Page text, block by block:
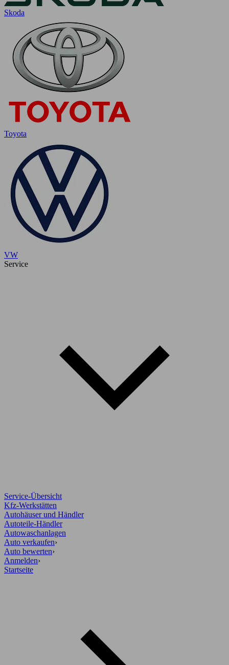
Skoda
Toyota
VW
Service
Service-Übersicht
Kfz-Werkstätten
Autohäuser und Händler
Autoteile-Händler
Autowaschanlagen
Auto verkaufen›
Auto bewerten›
Anmelden›
Startseite